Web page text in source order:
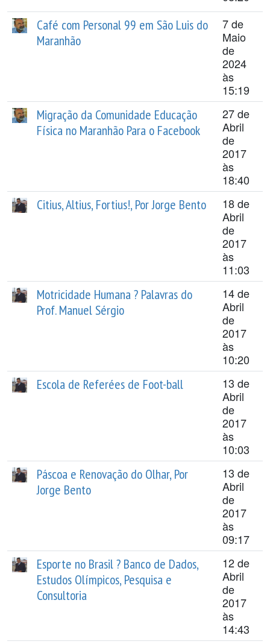
Café com Personal 99 em São Luis do
Maranhão
7 de
Maio
de
2024
às
15:19
Migração da Comunidade Educação
Física no Maranhão Para o Facebook
27 de
Abril
de
2017
às
18:40
Citius, Altius, Fortius!, Por Jorge Bento
18 de
Abril
de
2017
às
11:03
Motricidade Humana ? Palavras do
Prof. Manuel Sérgio
14 de
Abril
de
2017
às
10:20
Escola de Referées de Foot-ball
13 de
Abril
de
2017
às
10:03
Páscoa e Renovação do Olhar, Por
Jorge Bento
13 de
Abril
de
2017
às
09:17
Esporte no Brasil ? Banco de Dados,
Estudos Olímpicos, Pesquisa e
Consultoria
12 de
Abril
de
2017
às
14:43